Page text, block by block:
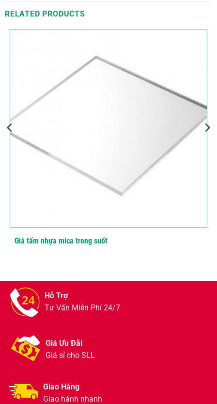
RELATED PRODUCTS
Giá tấm nhựa mica trong suốt
Hỗ Trợ
Tư Vấn Miễn Phí 24/7
Giá Ưu Đãi
Giá sỉ cho SLL
Giao Hàng
Giao hành nhanh